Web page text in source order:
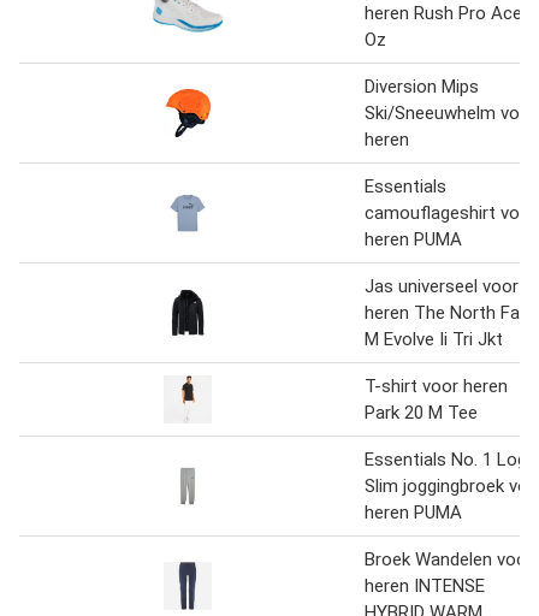
heren Rush Pro Ace
Oz
Diversion Mips
Ski/Sneeuwhelm voor
heren
Essentials
camouflageshirt voor
heren PUMA
Jas universeel voor
heren The North Face
M Evolve Ii Tri Jkt
T-shirt voor heren
Park 20 M Tee
Essentials No. 1 Logo
Slim joggingbroek
heren PUMA
Broek Wandelen voor
heren INTENSE